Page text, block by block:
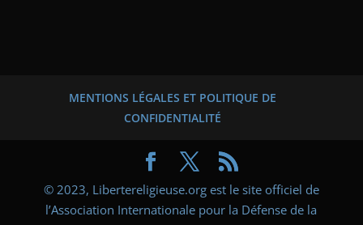
MENTIONS LÉGALES ET POLITIQUE DE
CONFIDENTIALITÉ
© 2023, Libertereligieuse.org est le site officiel de
l’Association Internationale pour la Défense de la